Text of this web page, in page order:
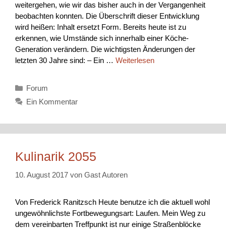
weitergehen, wie wir das bisher auch in der Vergangenheit
beobachten konnten. Die Überschrift dieser Entwicklung
wird heißen: Inhalt ersetzt Form. Bereits heute ist zu
erkennen, wie Umstände sich innerhalb einer Köche-
Generation verändern. Die wichtigsten Änderungen der
letzten 30 Jahre sind: – Ein … Weiterlesen
Kategorien
Forum
Ein Kommentar
Kulinarik 2055
10. August 2017 von Gast Autoren
Von Frederick Ranitzsch Heute benutze ich die aktuell wohl
ungewöhnlichste Fortbewegungsart: Laufen. Mein Weg zu
dem vereinbarten Treffpunkt ist nur einige Straßenblöcke